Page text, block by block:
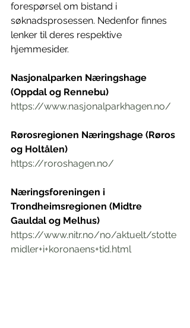
forespørsel om bistand i
søknadsprosessen. Nedenfor finnes
lenker til deres respektive
hjemmesider.
Nasjonalparken Næringshage
(Oppdal og Rennebu)
https://www.nasjonalparkhagen.no/
Rørosregionen Næringshage (Røros
og Holtålen)
https://roroshagen.no/
Næringsforeningen i
Trondheimsregionen (Midtre
Gauldal og Melhus)
https://www.nitr.no/no/aktuelt/stotte
midler+i+koronaens+tid.html